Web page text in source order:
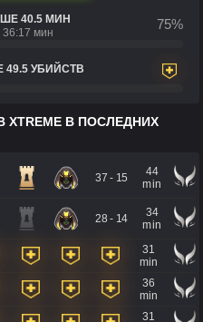
40.5 МИН
36:17 мин
75%
УБИЙСТВ
XTREME В ПОСЛЕДНИХ
37 - 15
44
min
28 - 14
34
min
31
min
36
min
31